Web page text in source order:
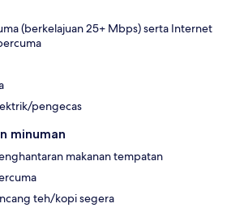
(berkelajuan 25+ Mbps) serta Internet
pengecas
minuman
makanan tempatan
teh/kopi segera